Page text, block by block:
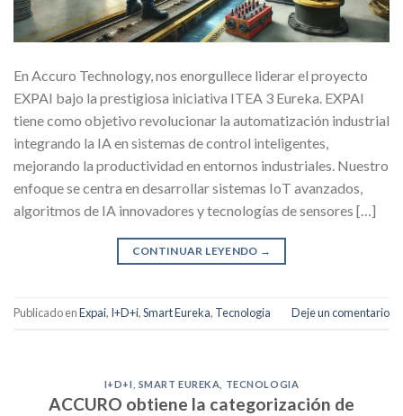
En Accuro Technology, nos enorgullece liderar el proyecto
EXPAI bajo la prestigiosa iniciativa ITEA 3 Eureka. EXPAI
tiene como objetivo revolucionar la automatización industrial
integrando la IA en sistemas de control inteligentes,
mejorando la productividad en entornos industriales. Nuestro
enfoque se centra en desarrollar sistemas IoT avanzados,
algoritmos de IA innovadores y tecnologías de sensores […]
CONTINUAR LEYENDO →
Publicado enExpai, I+D+i,Smart Eureka, Tecnologia Deje un comentario
I+D+I SMART EUREKA TECNOLOGIA
ACCURO obtiene la categorización de